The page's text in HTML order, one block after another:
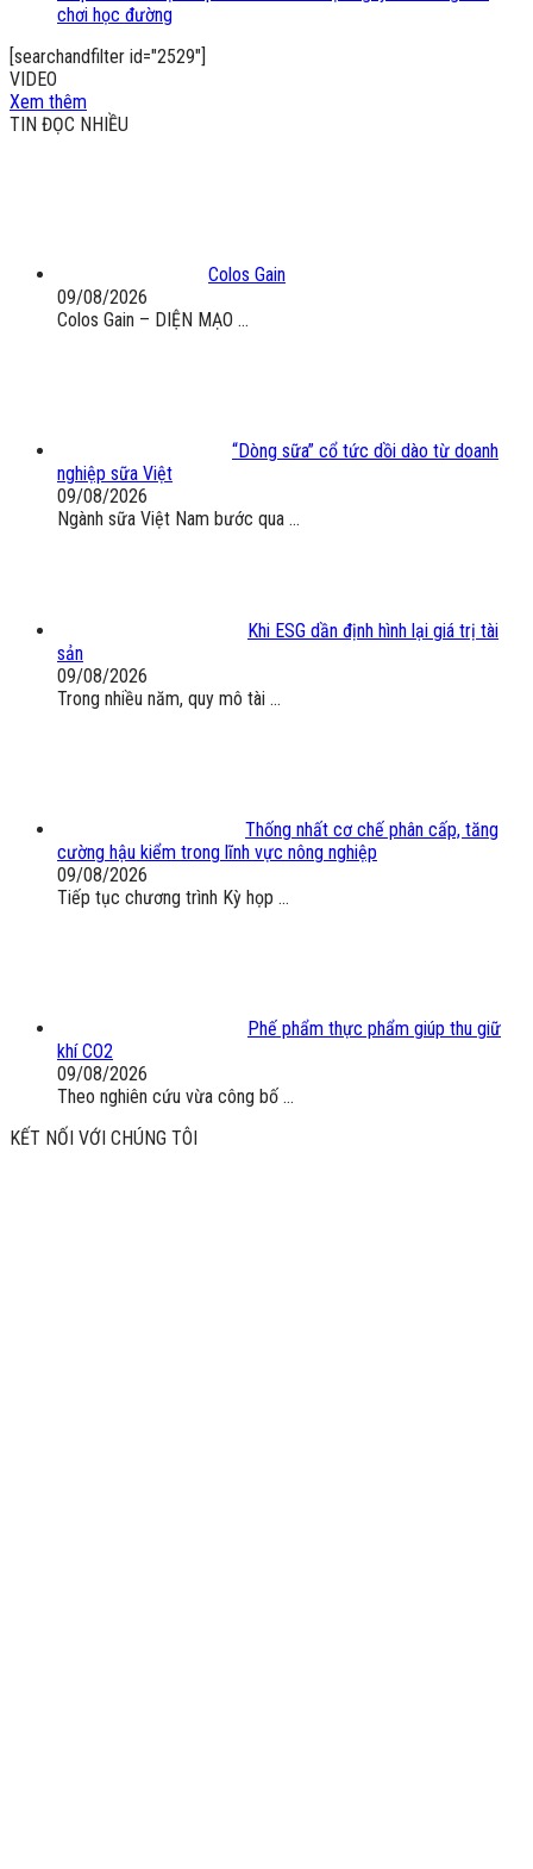
chơi học đường
[searchandfilter id="2529"]
VIDEO
Xem thêm
TIN ĐỌC NHIỀU
Colos Gain
09/08/2026
Colos Gain – DIỆN MẠO ...
“Dòng sữa” cổ tức dồi dào từ doanh
nghiệp sữa Việt
09/08/2026
Ngành sữa Việt Nam bước qua ...
Khi ESG dần định hình lại giá trị tài
sản
09/08/2026
Trong nhiều năm, quy mô tài ...
Thống nhất cơ chế phân cấp, tăng
cường hậu kiểm trong lĩnh vực nông nghiệp
09/08/2026
Tiếp tục chương trình Kỳ họp ...
Phế phẩm thực phẩm giúp thu giữ
khí CO2
09/08/2026
Theo nghiên cứu vừa công bố ...
KẾT NỐI VỚI CHÚNG TÔI